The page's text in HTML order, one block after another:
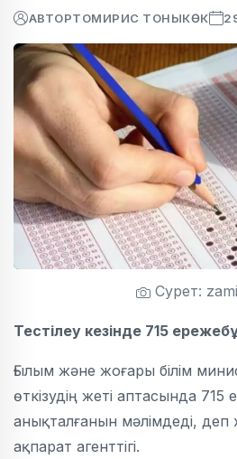
АВТОРТОМИРИС ТОНЫКӨК
Сурет:
Тестілеу кезінде 715
Ғылым және жоғары білім
өткізудің жеті аптасында
анықталғанын мәлімдеді, деп
ақпарат агенттігі.